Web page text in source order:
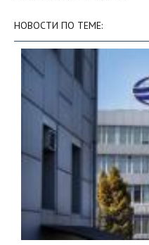
НОВОСТИ ПО ТЕМЕ: